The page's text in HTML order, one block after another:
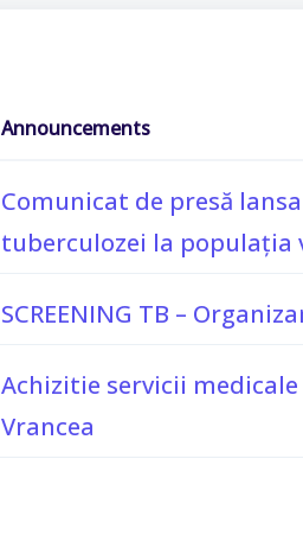
Announcements
Comunicat de presă
tuberculozei la populația
SCREENING TB –
Achizitie servicii
Vrancea